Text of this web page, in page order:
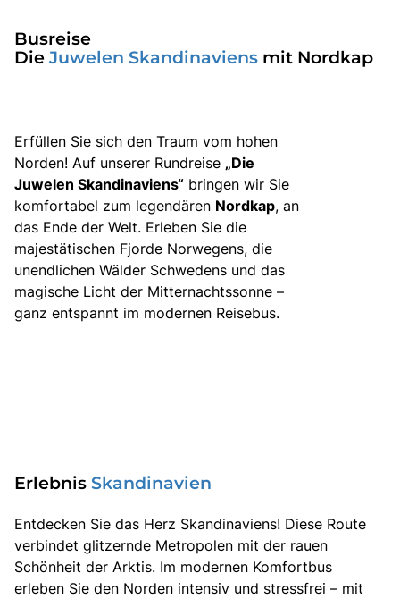
Radio!
Österreich
Heimatland ändern:
Deutschland
Busreise
Die Juwelen Skandinaviens mit Nordkap
Erfüllen Sie sich den Traum vom hohen
Norden! Auf unserer Rundreise „Die
Juwelen Skandinaviens“ bringen wir Sie
komfortabel zum legendären Nordkap, an
das Ende der Welt. Erleben Sie die
majestätischen Fjorde Norwegens, die
unendlichen Wälder Schwedens und das
magische Licht der Mitternachtssonne –
ganz entspannt im modernen Reisebus.
Erlebnis Skandinavien
Entdecken Sie das Herz Skandinaviens! Diese Route
verbindet glitzernde Metropolen mit der rauen
Schönheit der Arktis. Im modernen Komfortbus
erleben Sie den Norden intensiv und stressfrei – mit